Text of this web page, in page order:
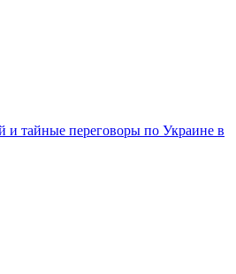
тайные переговоры по Украине в